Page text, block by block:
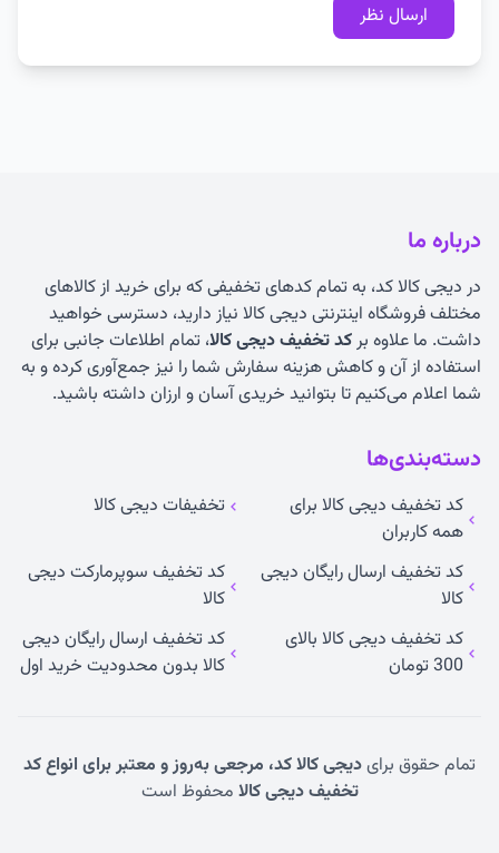
درباره ما
در دیجی کالا کد، به تمام کدهای تخفیفی که برای خرید از کالاهای
مختلف فروشگاه اینترنتی دیجی کالا نیاز دارید، دسترسی خواهید
داشت. ما علاوه برکد تخفیف دیجی کالا، تمام اطلاعات جانبی برای
استفاده از آن و کاهش هزینه سفارش شما را نیز جمع‌آوری کرده و به
شما اعلام می‌کنیم تا بتوانید خریدی آسان و ارزان داشته باشید.
دسته‌بندی‌ها
کد تخفیف دیجی کالا برای
همه کاربران
تخفیفات دیجی کالا
کد تخفیف ارسال رایگان دیجی
کالا
کد تخفیف سوپرمارکت دیجی
کالا
کد تخفیف دیجی کالا بالای
300 تومان
کد تخفیف ارسال رایگان دیجی
کالا بدون محدودیت خرید اول
تمام حقوق برایدیجی کالا کد، مرجعی به‌روز و معتبر برای انواع کد
تخفیف دیجی کالا محفوظ است